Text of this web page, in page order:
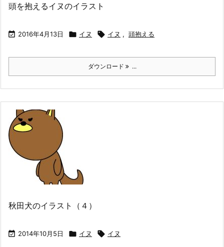
頭を抱えるイヌのイラスト
 2016年4月13日  イヌ  イヌ , 頭抱える
ダウンロード ...
秋田犬のイラスト（４）
 2014年10月5日  イヌ  イヌ